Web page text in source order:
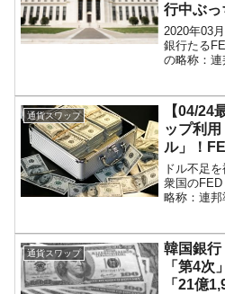
『Money1』
韓国製造業「半導
は全般的「不調」⇒ PSIが示す現
ン』1人当たり賠償10万ウォンを
『Money1』 韓国で猛暑。南東
『Money1』
韓国型イージス搭
「KDDX」1番艦、2032年竣工と
韓国がいっちょがみしたのでは。
『Money1』
韓国政府『BYD
は韓国で『BYD』車は売れてい
行中ぶっ
2020年03
銀行たる
の略称：
の中央銀
性スワッ
は、オー
通貨スワップ
【04/24
ップ利
ル」！
ータで確
ドル不足
衆国の
略称：連
韓国では
ワップ協
ま...
通貨スワップ
韓国銀
「第4次
「21億